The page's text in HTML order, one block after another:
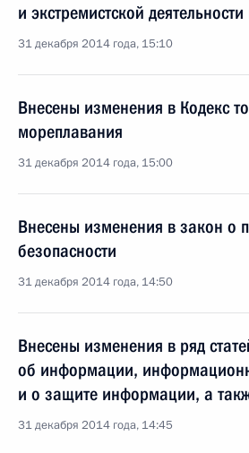
и экстремистской
31 декабря 2014 года, 15:10
Внесены изменения в Кодекс
мореплавания
31 декабря 2014 года, 15:00
Внесены изменения в закон о
безопасности
31 декабря 2014 года, 14:50
Внесены изменения в ряд
об информации,
и о защите информации, а
31 декабря 2014 года, 14:45